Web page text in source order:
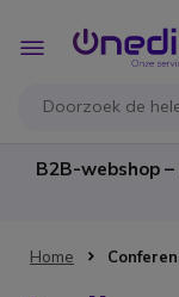
Toggle
Nav
B2B-webshop
Home